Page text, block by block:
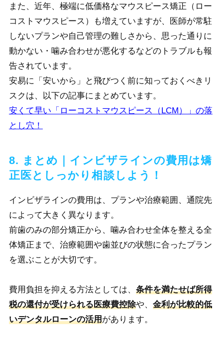
また、近年、極端に低価格なマウスピース矯正（ロー
コストマウスピース）も増えていますが、医師が常駐
しないプランや自己管理の難しさから、思った通りに
動かない・噛み合わせが悪化するなどのトラブルも報
告されています。
安易に「安いから」と飛びつく前に知っておくべきリ
スクは、以下の記事にまとめています。
安くて早い「ローコストマウスピース（LCM）」の落
とし穴！
8. まとめ｜インビザラインの費用は矯
正医としっかり相談しよう！
イ ンビザラインの費用は、プランや治療範囲、通院先
によって大きく異なります。
前歯のみの部分矯正から、噛み合わせ全体を整える全
体矯正まで、治療範囲や歯並びの状態に合ったプラン
を選ぶことが大切です。
費用負担を抑える方法としては、 条件を満たせば所得
税の還付が受けられる医療費控除や、 金利が比較的低
いデンタルローンの活用があります。